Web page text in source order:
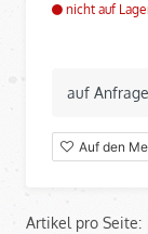
nicht auf
auf Anfrage
Auf den
Artikel pro Seite: